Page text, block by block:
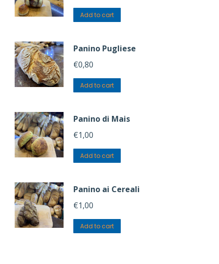
Add to cart
Panino Pugliese
€0,80
Add to cart
Panino di Mais
€1,00
Add to cart
Panino ai Cereali
€1,00
Add to cart